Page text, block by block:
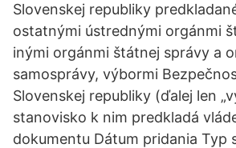
Slovenskej republiky
ostatnými ústrednými orgánmi
inými orgánmi štátnej správy a
samosprávy, výbormi
Slovenskej republiky (ďalej len
stanovisko k nim predkladá
dokumentu Dátum pridania Typ